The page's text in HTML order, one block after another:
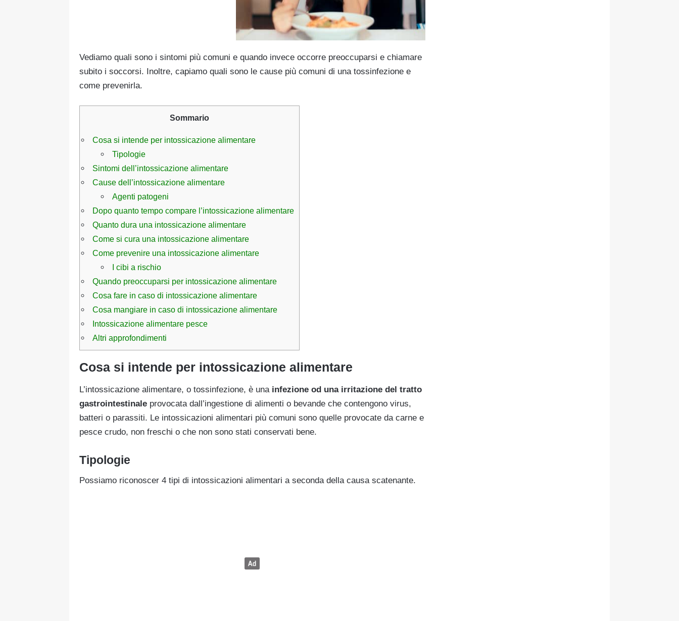
Vediamo quali sono i sintomi più comuni e quando invece occorre preoccuparsi e chiamare
subito i soccorsi. Inoltre, capiamo quali sono le cause più comuni di una tossinfezione e
come prevenirla.
Sommario
Cosa si intende per intossicazione alimentare
Tipologie
Sintomi dell’intossicazione alimentare
Cause dell’intossicazione alimentare
Agenti patogeni
Dopo quanto tempo compare l’intossicazione alimentare
Quanto dura una intossicazione alimentare
Come si cura una intossicazione alimentare
Come prevenire una intossicazione alimentare
I cibi a rischio
Quando preoccuparsi per intossicazione alimentare
Cosa fare in caso di intossicazione alimentare
Cosa mangiare in caso di intossicazione alimentare
Intossicazione alimentare pesce
Altri approfondimenti
Cosa si intende per intossicazione alimentare
L’intossicazione alimentare, o tossinfezione, è una infezione od una irritazione del tratto
gastrointestinale provocata dall’ingestione di alimenti o bevande che contengono virus,
batteri o parassiti. Le intossicazioni alimentari più comuni sono quelle provocate da carne e
pesce crudo, non freschi o che non sono stati conservati bene.
Tipologie
Possiamo riconoscer 4 tipi di intossicazioni alimentari a seconda della causa scatenante.